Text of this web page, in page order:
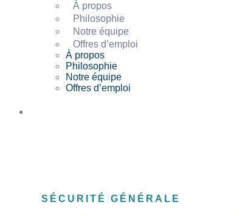
À propos
Philosophie
Notre équipe
Offres d’emploi
À propos
Philosophie
Notre équipe
Offres d’emploi
SÉCURITÉ GÉNÉRALE